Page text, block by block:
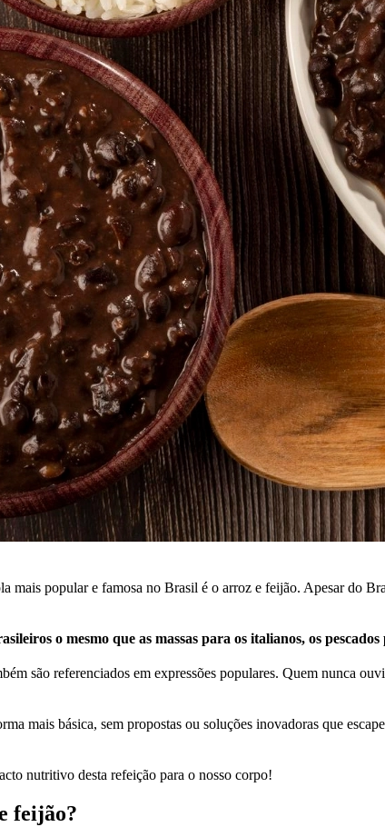
popular e famosa no Brasil é o arroz e feijão. Apesar do
o mesmo que as massas para os italianos, os
são referenciados em expressões populares. Quem nunca
mais básica, sem propostas ou soluções inovadoras que
nutritivo desta refeição para o nosso corpo!
feijão?